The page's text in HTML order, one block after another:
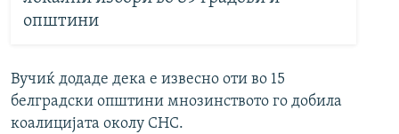
општини
Вучиќ додаде дека е извесно оти во 15
белградски општини мнозинството го добила
коалицијата околу СНС.